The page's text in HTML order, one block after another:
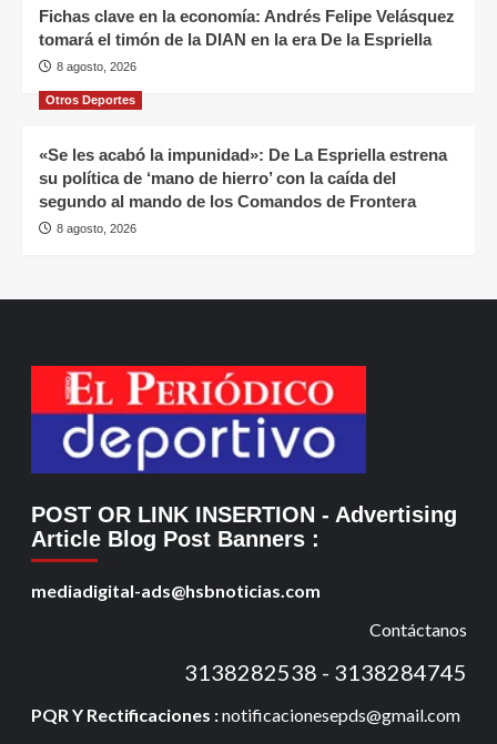
Fichas clave en la economía: Andrés Felipe Velásquez
tomará el timón de la DIAN en la era De la Espriella
8 agosto, 2026
Otros Deportes
«Se les acabó la impunidad»: De La Espriella estrena
su política de ‘mano de hierro’ con la caída del
segundo al mando de los Comandos de Frontera
8 agosto, 2026
POST OR LINK INSERTION - Advertising
Article Blog Post Banners :
mediadigital-ads@hsbnoticias.com
Contáctanos
3138282538 - 3138284745
PQR Y Rectificaciones :notificacionesepds@gmail.com